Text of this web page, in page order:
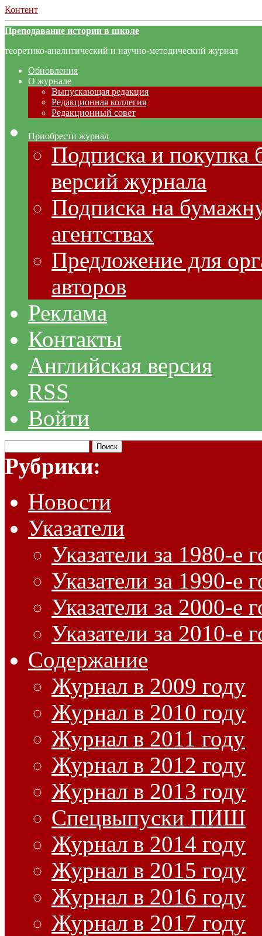
Контент
Преподавание истории в школе
теоретико-аналитический и научно-методический журнал
Обновления
О журнале
Выпускающая редакция
Редакционная коллегия
Редакционный совет
Приобрести журнал
Подписка и покупка
версий журнала
Подписка на
агентствах
Предложение для
авторов
Реклама
Контакты
Английская версия
RSS
Войти
Рубрики:
Новости
Указатели
Указатели за 1980-е
Указатели за 1990-е
Указатели за 2000-е
Указатели за 2010-е
Содержание
Журнал в 2009 году
Журнал в 2010 году
Журнал в 2011 году
Журнал в 2012 году
Журнал в 2013 году
Спецвыпуски ПИШ
Журнал в 2014 году
Журнал в 2015 году
Журнал в 2016 году
Журнал в 2017 году